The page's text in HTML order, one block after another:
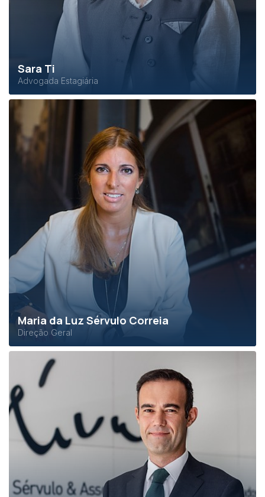
Sara Ti
Advogada Estagiária
Maria da Luz Sérvulo Correia
Direção Geral